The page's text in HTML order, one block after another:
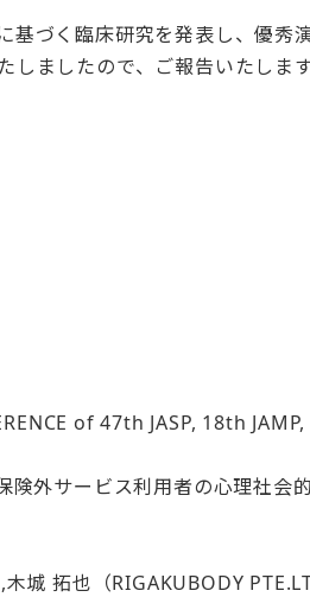
基づく臨床研究を発表し、優秀
ましたので、ご報告いたします
of 47th JASP, 18th
険外サービス利用者の心理社会
木城 拓也（RIGAKUBODY